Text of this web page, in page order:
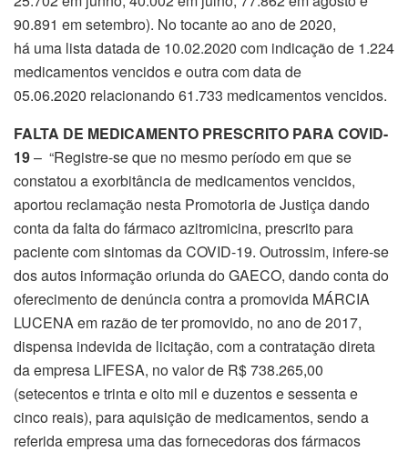
90.891 em setembro). No tocante ao ano de 2020,
há uma lista datada de 10.02.2020 com indicação de 1.224
medicamentos vencidos e outra com data de
05.06.2020 relacionando 61.733 medicamentos vencidos.
FALTA DE MEDICAMENTO PRESCRITO PARA COVID-
19– “Registre-se que no mesmo período em que se
constatou a exorbitância de medicamentos vencidos,
aportou reclamação nesta Promotoria de Justiça dando
conta da falta do fármaco azitromicina, prescrito para
paciente com sintomas da COVID-19. Outrossim, infere-se
dos autos informação oriunda do GAECO, dando conta do
oferecimento de denúncia contra a promovida MÁRCIA
LUCENA em razão de ter promovido, no ano de 2017,
dispensa indevida de licitação, com a contratação direta
da empresa LIFESA, no valor de R$ 738.265,00
(setecentos e trinta e oito mil e duzentos e sessenta e
cinco reais), para aquisição de medicamentos, sendo a
referida empresa uma das fornecedoras dos fármacos